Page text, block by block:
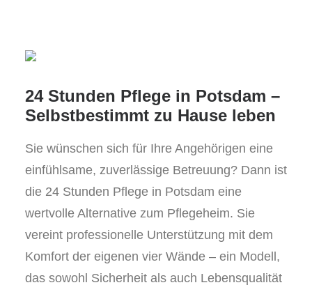
24 Stunden Pflege in Potsdam –
Selbstbestimmt zu Hause leben
Sie wünschen sich für Ihre Angehörigen eine
einfühlsame, zuverlässige Betreuung? Dann ist
die 24 Stunden Pflege in Potsdam eine
wertvolle Alternative zum Pflegeheim. Sie
vereint professionelle Unterstützung mit dem
Komfort der eigenen vier Wände – ein Modell,
das sowohl Sicherheit als auch Lebensqualität